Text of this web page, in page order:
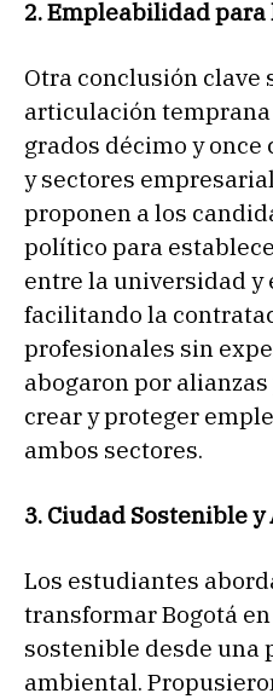
2. Empleabilidad para
Otra conclusión clave
articulación
grados décimo y
y sectores
proponen a los
político para
entre la universidad y
facilitando la
profesionales sin
abogaron por
crear y proteger
ambos sectores.
3. Ciudad Sostenible
Los estudiantes
transformar Bogotá
sostenible desde una
ambiental.